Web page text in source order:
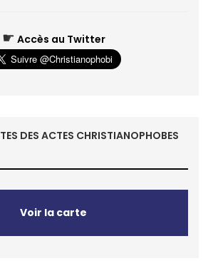
☛ Accès au Twitter
DES ACTES CHRISTIANOPHOBES
Voir la carte